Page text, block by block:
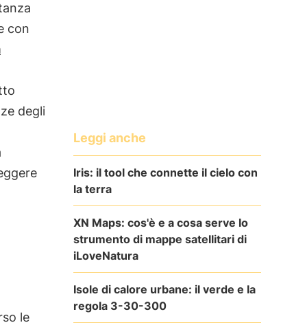
con
degli
le
Leggi anche
Iris: il tool che connette il cielo con
la terra
XN Maps: cos'è e a cosa serve lo
strumento di mappe satellitari di
iLoveNatura
Isole di calore urbane: il verde e la
regola 3-30-300